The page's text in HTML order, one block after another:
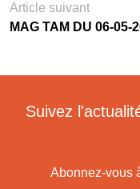
Article suivant
MAG TAM DU 06-05-
Suivez
Abonnez-vous